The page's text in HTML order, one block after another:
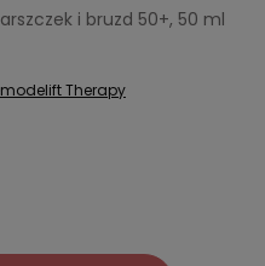
i bruzd 50+, 50 ml
Therapy